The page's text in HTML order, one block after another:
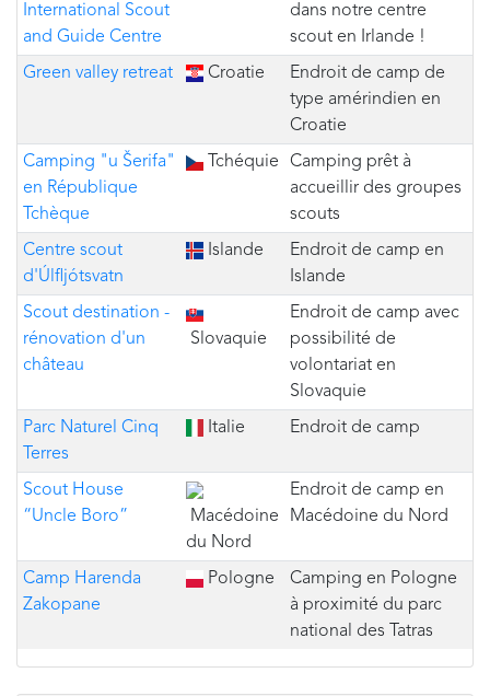
International Scout
and Guide Centre
dans notre centre
scout en Irlande !
Green valley retreat Croatie
Endroit de camp de
type amérindien en
Croatie
Camping "u Šerifa"
en République
Tchèque
Tchéquie
Camping prêt à
accueillir des groupes
scouts
Centre scout
d'Úlfljótsvatn
Islande
Endroit de camp en
Islande
Scout destination -
rénovation d'un
château
Slovaquie
Endroit de camp avec
possibilité de
volontariat en
Slovaquie
Parc Naturel Cinq
Terres
Italie Endroit de camp
Scout House
“Uncle Boro”
Macédoine
du Nord
Endroit de camp en
Macédoine du Nord
Camp Harenda
Zakopane
Pologne
Camping en Pologne
à proximité du parc
national des Tatras